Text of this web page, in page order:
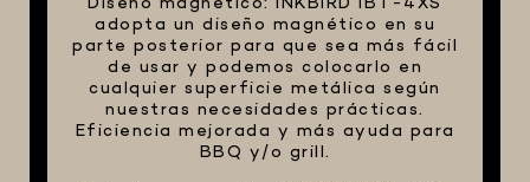
adopta un diseño magnético en su
parte posterior para que sea más fácil
de usar y podemos colocarlo en
cualquier superficie metálica según
nuestras necesidades prácticas.
Eficiencia mejorada y más ayuda para
BBQ y/o grill.